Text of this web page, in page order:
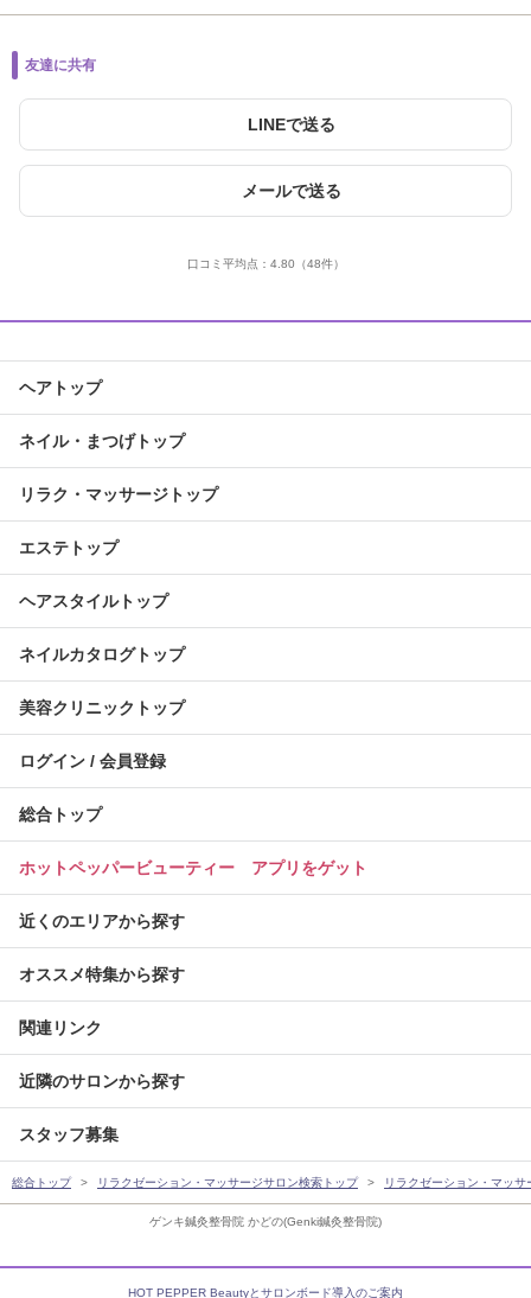
ゲンキ鍼灸整骨院 かどの(Genki鍼灸整骨院)
友達に共有
LINEで送る
メールで送る
口コミ平均点： 4.80 （48件）
ヘアトップ
ネイル・まつげトップ
リラク・マッサージトップ
エステトップ
ヘアスタイルトップ
ネイルカタログトップ
美容クリニックトップ
ログイン / 会員登録
総合トップ
ホットペッパービューティー アプリをゲット
近くのエリアから探す
オススメ特集から探す
関連リンク
近隣のサロンから探す
スタッフ募集
総合トップ リラクゼーション・マッサージサロン検索トップ リラクゼーション・マッ
HOT PEPPER Beautyとサロンボード導入のご案内